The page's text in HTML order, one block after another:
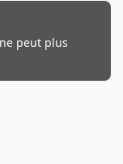
peut plus